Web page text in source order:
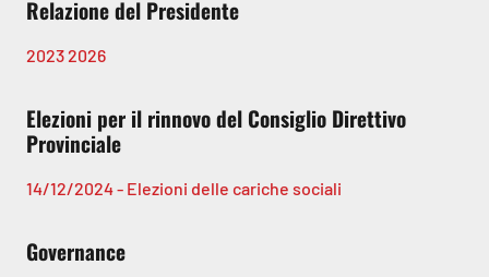
Relazione del Presidente
20232026
Elezioni per il rinnovo del Consiglio Direttivo
Provinciale
14/12/2024 - Elezioni delle cariche sociali
Governance